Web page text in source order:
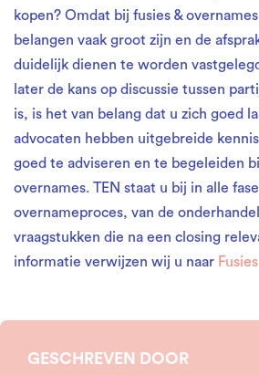
kopen? Omdat bij fusies &
belangen vaak groot zijn en de
duidelijk dienen te worden
later de kans op discussie tussen
is, is het van belang dat u zich goed
advocaten hebben uitgebreide
goed te adviseren en te begeleiden
overnames. TEN staat u bij in alle
overnameproces, van de
vraagstukken die na een closing
informatie verwijzen wij u naar
GESCHREVEN DOOR